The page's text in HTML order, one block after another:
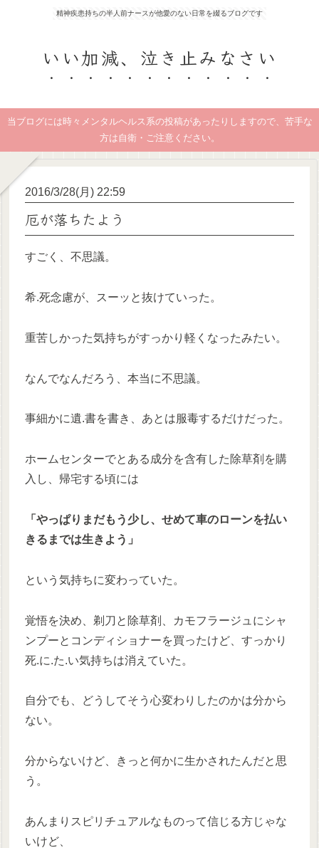
精神疾患持ちの半人前ナースが他愛のない日常を綴るブログです
いい加減、泣き止みなさい
当ブログには時々メンタルヘルス系の投稿があったりしますので、苦手な
方は自衛・ご注意ください。
2016/3/28(月) 22:59
厄が落ちたよう
すごく、不思議。
希.死念慮が、スーッと抜けていった。
重苦しかった気持ちがすっかり軽くなったみたい。
なんでなんだろう、本当に不思議。
事細かに遺.書を書き、あとは服毒するだけだった。
ホームセンターでとある成分を含有した除草剤を購
入し、帰宅する頃には
「やっぱりまだもう少し、せめて車のローンを払い
きるまでは生きよう」
という気持ちに変わっていた。
覚悟を決め、剃刀と除草剤、カモフラージュにシャ
ンプーとコンディショナーを買ったけど、すっかり
死.に.た.い気持ちは消えていた。
自分でも、どうしてそう心変わりしたのかは分から
ない。
分からないけど、きっと何かに生かされたんだと思
う。
あんまりスピリチュアルなものって信じる方じゃな
いけど、